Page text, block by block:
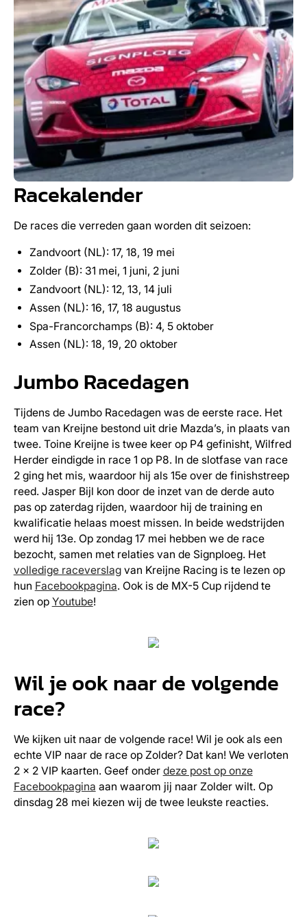
Racekalender
De races die verreden gaan worden dit seizoen:
Zandvoort (NL): 17, 18, 19 mei
Zolder (B): 31 mei, 1 juni, 2 juni
Zandvoort (NL): 12, 13, 14 juli
Assen (NL): 16, 17, 18 augustus
Spa-Francorchamps (B): 4, 5 oktober
Assen (NL): 18, 19, 20 oktober
Jumbo Racedagen
Tijdens de Jumbo Racedagen was de eerste race. Het
team van Kreijne bestond uit drie Mazda’s, in plaats van
twee. Toine Kreijne is twee keer op P4 gefinisht, Wilfred
Herder eindigde in race 1 op P8. In de slotfase van race
2 ging het mis, waardoor hij als 15e over de finishstreep
reed. Jasper Bijl kon door de inzet van de derde auto
pas op zaterdag rijden, waardoor hij de training en
kwalificatie helaas moest missen. In beide wedstrijden
werd hij 13e. Op zondag 17 mei hebben we de race
bezocht, samen met relaties van de Signploeg. Het
volledige raceverslagvan Kreijne Racing is te lezen op
hun Facebookpagina. Ook is de MX-5 Cup rijdend te
zien op Youtube!
Wil je ook naar de volgende
race?
We kijken uit naar de volgende race! Wil je ook als een
echte VIP naar de race op Zolder? Dat kan! We verloten
2 x 2 VIP kaarten. Geef onder deze post op onze
Facebookpagina aan waarom jij naar Zolder wilt. Op
dinsdag 28 mei kiezen wij de twee leukste reacties.